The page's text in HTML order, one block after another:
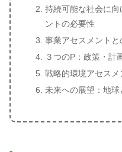
持続可能な社会に
ントの必要性
事業アセスメント
３つのP：政策・計
戦略的環境アセスメ
未来への展望：地